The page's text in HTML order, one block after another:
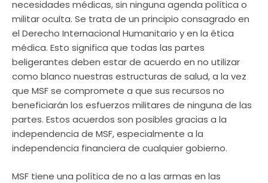
necesidades médicas, sin ninguna agenda política o
militar oculta. Se trata de un principio consagrado en
el Derecho Internacional Humanitario y en la ética
médica. Esto significa que todas las partes
beligerantes deben estar de acuerdo en no utilizar
como blanco nuestras estructuras de salud, a la vez
que MSF se compromete a que sus recursos no
beneficiarán los esfuerzos militares de ninguna de las
partes. Estos acuerdos son posibles gracias a la
independencia de MSF, especialmente a la
independencia financiera de cualquier gobierno.
MSF tiene una política de no a las armas en las